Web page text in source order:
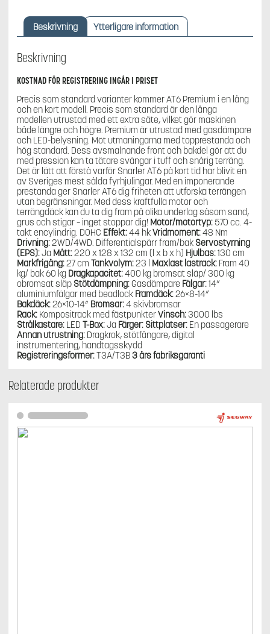
Beskrivning Ytterligare information
Beskrivning
KOSTNAD FÖR REGISTRERING INGÅR I PRISET
Precis som standard varianter kommer AT6 Premium i en lång
och en kort modell. Precis som standard är den långa
modellen utrustad med ett extra säte, vilket gör maskinen
både längre och högre. Premium är utrustad med gasdämpare
och LED-belysning. Möt utmaningarna med topprestanda och
hög standard. Dess avsmalnande front och bakdel gör att du
med pression kan ta tätare svängar i tuff och snårig terräng.
Det är lätt att förstå varför Snarler AT6 på kort tid har blivit en
av Sveriges mest sålda fyrhjulingar. Med en imponerande
prestanda ger Snarler AT6 dig friheten att utforska terrängen
utan begränsningar. Med dess kraftfulla motor och
terrängdäck kan du ta dig fram på olika underlag såsom sand,
grus och stigar – inget stoppar dig! Motor/motortyp:570 cc. 4-
takt encylindrig. DOHC Effekt:44 hkVridmoment:48 Nm
Drivning:2WD/4WD. Differentialspärr fram/bak Servostyrning
(EPS):Ja Mått:220 x 128 x 132 cm (l x b x h) Hjulbas:130 cm
Markfrigång:27 cm Tankvolym:23 l Maxlast lastrack: Fram 40
kg/ bak 60 kg Dragkapacitet:400 kg bromsat släp/ 300 kg
obromsat släp Stötdämpning:Gasdämpare Fälgar:14”
aluminiumfälgar med beadlock Framdäck:26×8-14”
Bakdäck:26×10-14” Bromsar:4 skivbromsar
Rack: Kompositrack med fästpunkterVinsch:3000 lbs
Strålkastare: LED T-Box:Ja Färger: Sittplatser: En passagerare
Annan utrustning: Dragkrok, stötfångare, digital
instrumentering, handtagsskydd
Registreringsformer:T3A/T3B3 års fabriksgaranti
Relaterade produkter